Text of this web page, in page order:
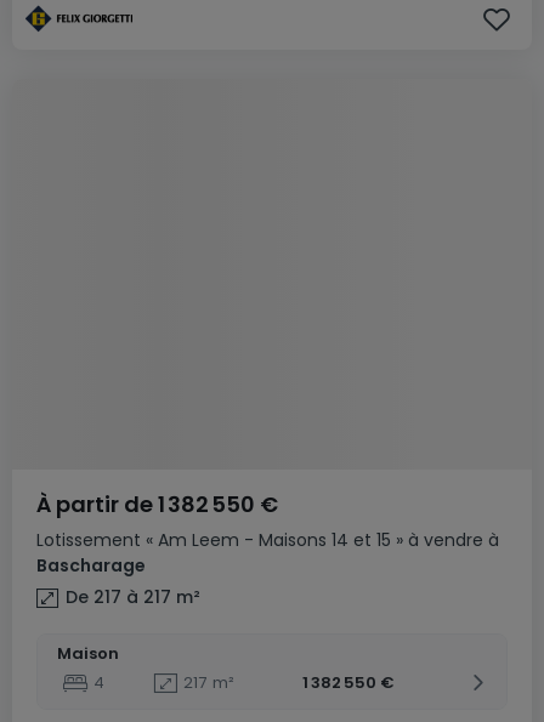
Lotissement « Am Leem - Maisons 14 et 15 » à vendre à
Bascharage
À partir de1 382 550 €
De 217 à 217 m²
Maison
4
217 m² 1 382 550 €